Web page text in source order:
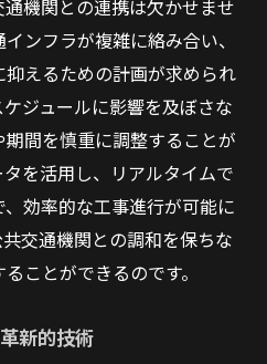
機関との連携は欠かせませ
ンフラが複雑に絡み合い、
えるための計画が求められ
ジュールに影響を及ぼさな
間を慎重に調整することが
を活用し、リアルタイムで
効率的な工事進行が可能に
交通機関との調和を保ちな
ことができるのです。
新的技術